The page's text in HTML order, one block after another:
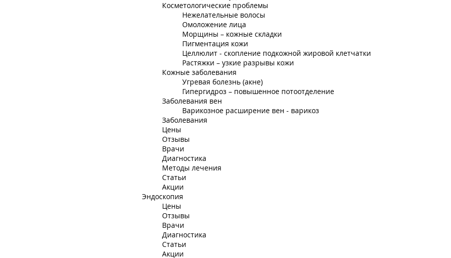
Косметологические проблемы
Нежелательные волосы
Омоложение лица
Морщины – кожные складки
Пигментация кожи
Целлюлит - скопление подкожной жировой клетчатки
Растяжки – узкие разрывы кожи
Кожные заболевания
Угревая болезнь (акне)
Гипергидроз – повышенное потоотделение
Заболевания вен
Варикозное расширение вен - варикоз
Заболевания
Цены
Отзывы
Врачи
Диагностика
Методы лечения
Статьи
Акции
Эндоскопия
Цены
Отзывы
Врачи
Диагностика
Статьи
Акции